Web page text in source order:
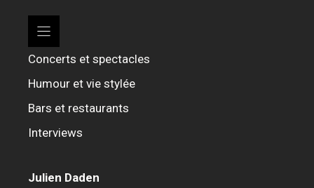
Concerts et spectacles
Humour et vie stylée
Bars et restaurants
Interviews
Julien Daden